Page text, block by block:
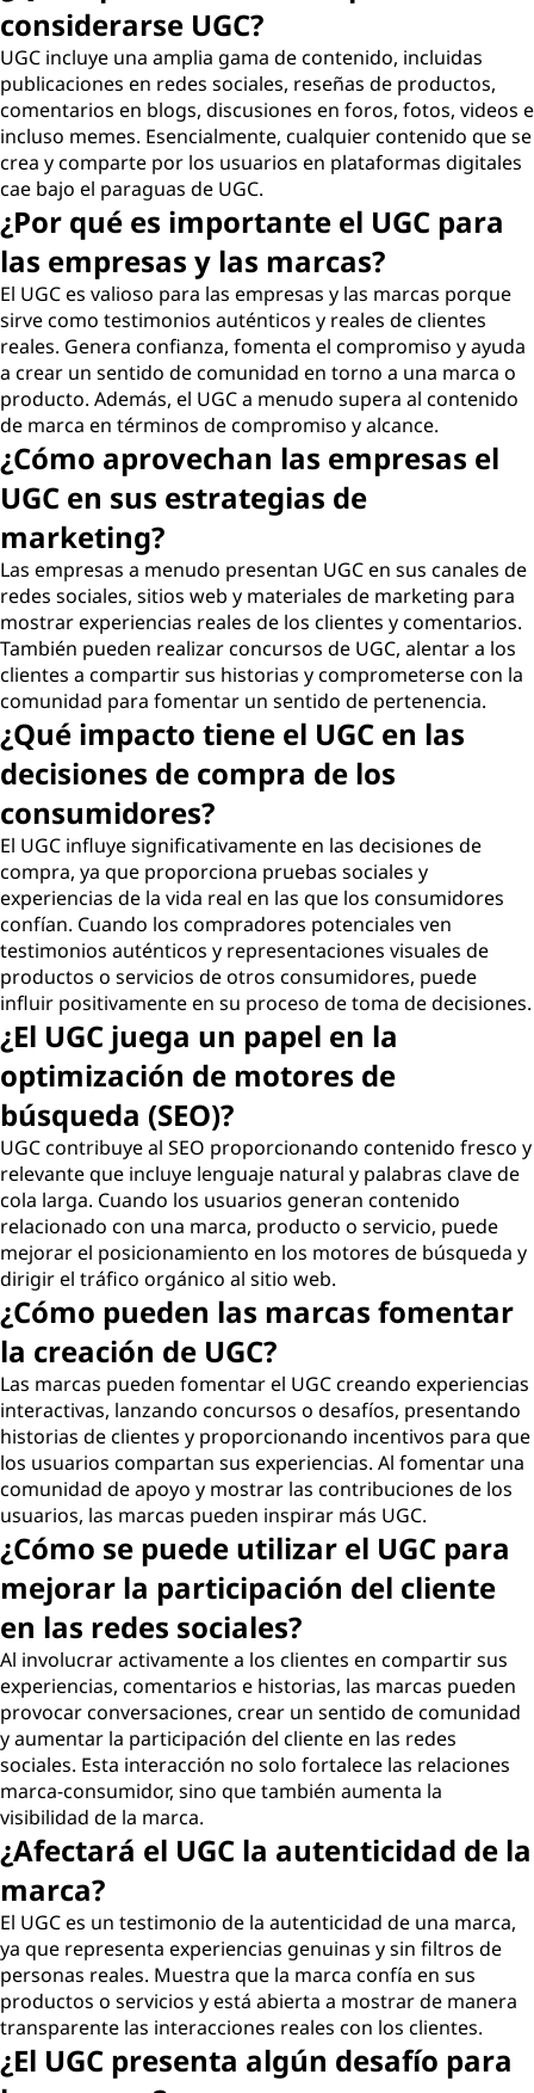
considerarse UGC?
UGC incluye una amplia gama de contenido, incluidas
publicaciones en redes sociales, reseñas de productos,
comentarios en blogs, discusiones en foros, fotos, videos e
incluso memes. Esencialmente, cualquier contenido que se
crea y comparte por los usuarios en plataformas digitales
cae bajo el paraguas de UGC.
¿Por qué es importante el UGC para
las empresas y las marcas?
El UGC es valioso para las empresas y las marcas porque
sirve como testimonios auténticos y reales de clientes
reales. Genera confianza, fomenta el compromiso y ayuda
a crear un sentido de comunidad en torno a una marca o
producto. Además, el UGC a menudo supera al contenido
de marca en términos de compromiso y alcance.
¿Cómo aprovechan las empresas el
UGC en sus estrategias de
marketing?
Las empresas a menudo presentan UGC en sus canales de
redes sociales, sitios web y materiales de marketing para
mostrar experiencias reales de los clientes y comentarios.
También pueden realizar concursos de UGC, alentar a los
clientes a compartir sus historias y comprometerse con la
comunidad para fomentar un sentido de pertenencia.
¿Qué impacto tiene el UGC en las
decisiones de compra de los
consumidores?
El UGC influye significativamente en las decisiones de
compra, ya que proporciona pruebas sociales y
experiencias de la vida real en las que los consumidores
confían. Cuando los compradores potenciales ven
testimonios auténticos y representaciones visuales de
productos o servicios de otros consumidores, puede
influir positivamente en su proceso de toma de decisiones.
¿El UGC juega un papel en la
optimización de motores de
búsqueda (SEO)?
UGC contribuye al SEO proporcionando contenido fresco y
relevante que incluye lenguaje natural y palabras clave de
cola larga. Cuando los usuarios generan contenido
relacionado con una marca, producto o servicio, puede
mejorar el posicionamiento en los motores de búsqueda y
dirigir el tráfico orgánico al sitio web.
¿Cómo pueden las marcas fomentar
la creación de UGC?
Las marcas pueden fomentar el UGC creando experiencias
interactivas, lanzando concursos o desafíos, presentando
historias de clientes y proporcionando incentivos para que
los usuarios compartan sus experiencias. Al fomentar una
comunidad de apoyo y mostrar las contribuciones de los
usuarios, las marcas pueden inspirar más UGC.
¿Cómo se puede utilizar el UGC para
mejorar la participación del cliente
en las redes sociales?
Al involucrar activamente a los clientes en compartir sus
experiencias, comentarios e historias, las marcas pueden
provocar conversaciones, crear un sentido de comunidad
y aumentar la participación del cliente en las redes
sociales. Esta interacción no solo fortalece las relaciones
marca-consumidor, sino que también aumenta la
visibilidad de la marca.
¿Afectará el UGC la autenticidad de la
marca?
El UGC es un testimonio de la autenticidad de una marca,
ya que representa experiencias genuinas y sin filtros de
personas reales. Muestra que la marca confía en sus
productos o servicios y está abierta a mostrar de manera
transparente las interacciones reales con los clientes.
¿El UGC presenta algún desafío para